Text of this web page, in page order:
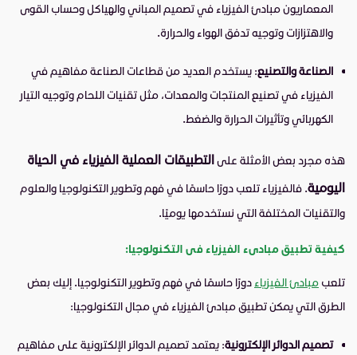
المعماريون مبادئ الفيزياء في تصميم المباني والهياكل وحساب القوى
والاهتزازات وتوجيه تدفق الهواء والحرارة.
الصناعة والتصنيع: يستخدم العديد من قطاعات الصناعة مفاهيم في
الفيزياء في تصنيع المنتجات والمعدات، مثل تقنيات اللحام وتوجيه التيار
الكهربائي وتأثيرات الحرارة والضغط.
هذه مجرد بعض الأمثلة علىالتطبيقات العملية الفيزياء في الحياة
اليومية. فالفيزياء تلعب دورًا حاسمًا في فهم وتطوير التكنولوجيا والعلوم
والتقنيات المختلفة التي نستخدمها يوميًا.
كيفية تطبيق مبادىء الفيزياء فى التكنولوجيا:
تلعب مبادئ الفيزياء دورًا حاسمًا في فهم وتطوير التكنولوجيا. إليك بعض
الطرق التي يمكن تطبيق مبادئ الفيزياء في مجال التكنولوجيا:
تصميم الدوائر الإلكترونية: يعتمد تصميم الدوائر الإلكترونية على مفاهيم